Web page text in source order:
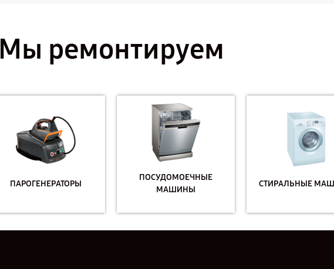
Мы ремонтируем
ПАРОГЕНЕРАТОРЫ
ПОСУДОМОЕЧНЫЕ
МАШИНЫ
СТИРАЛЬНЫЕ